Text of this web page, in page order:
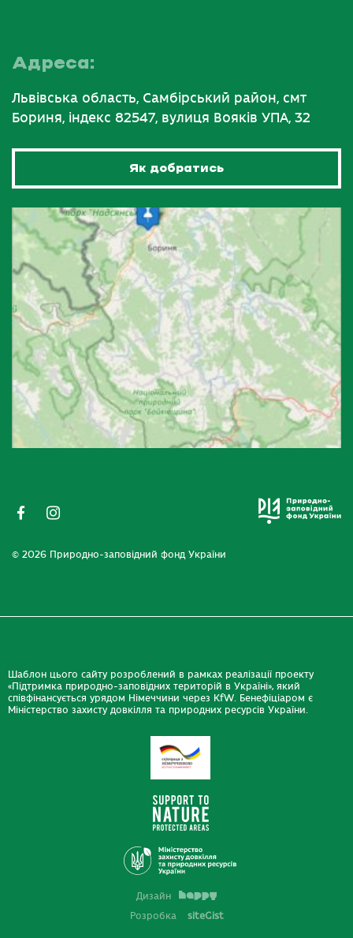
Адреса:
Львівська область, Самбірський район, смт
Бориня, індекс 82547, вулиця Вояків УПА, 32
Як добратись
© 2026 Природно-заповідний фонд України
Шаблон цього сайту розроблений в рамках реалізації проекту
«Підтримка природно-заповідних територій в Україні», який
співфінансується урядом Німеччини через KfW. Бенефіціаром є
Міністерство захисту довкілля та природних ресурсів України.
Дизайн
Розробка
siteGist